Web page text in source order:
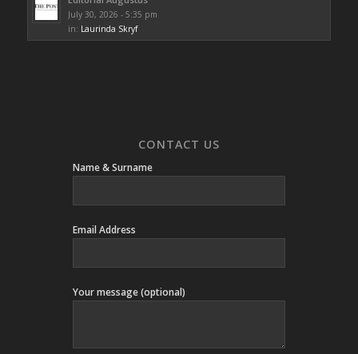
July 30, 2026 - 5:35 pm
in: Laurinda Skryf
CONTACT US
Name & Surname
Email Address
Your message (optional)